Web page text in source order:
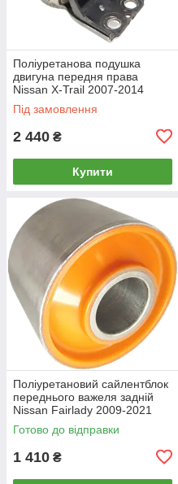
Поліуретанова подушка
двигуна передня права
Nissan X-Trail 2007-2014
РЕКОНСТРУКЦІЯ ВАШОЇ
Під замовлення
2 440 ₴
Купити
Поліуретановий сайлентблок
переднього важеля задній
Nissan Fairlady 2009-2021
Готово до відправки
1 410 ₴